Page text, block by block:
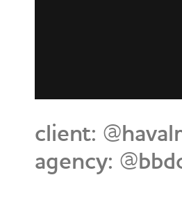
client:
agency: